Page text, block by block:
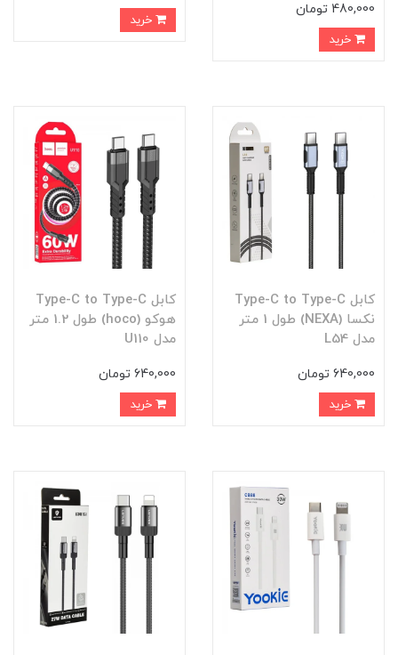
480,000 تومان
کابل Type-C to Type-C
نکسا (NEXA) طول 1 متر
مدل L54
640,000 تومان
کابل Type-C to Type-C
هوکو (hoco) طول 1.2 متر
مدل U110
640,000 تومان